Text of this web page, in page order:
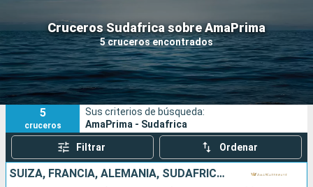
Cruceros Sudafrica sobre AmaPrima
5 cruceros encontrados
Nuestros destinos
Fecha de salida
Puertos Compañías
Buscar
5
cruceros
Sus criterios de búsqueda:
AmaPrima - Sudafrica
Filtrar Ordenar
SUIZA, FRANCIA, ALEMANIA, SUDAFRICA, PAISES BAJOS